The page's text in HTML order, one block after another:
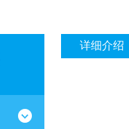
详细介绍